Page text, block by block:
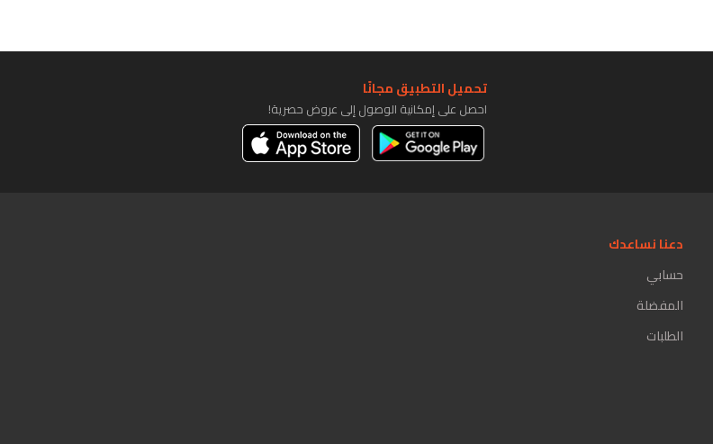
تحميل التطبيق مجانًا
احصل على إمكانية الوصول إلى عروض حصرية!
دعنا نساعدك
حسابي
المفضلة
الطلبات